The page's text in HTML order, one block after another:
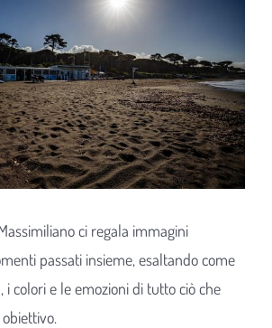
ci regala immagini
passati insieme, esaltando come
colori e le emozioni di tutto ciò che